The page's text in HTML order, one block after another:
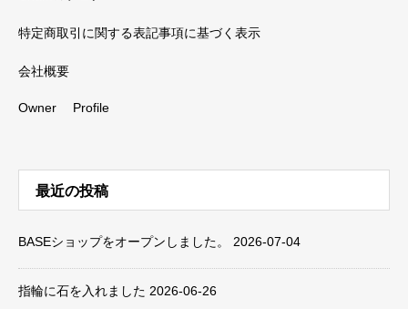
特定商取引に関する表記事項に基づく表示
会社概要
Owner Profile
最近の投稿
BASEショップをオープンしました。 2026-07-04
指輪に石を入れました 2026-06-26